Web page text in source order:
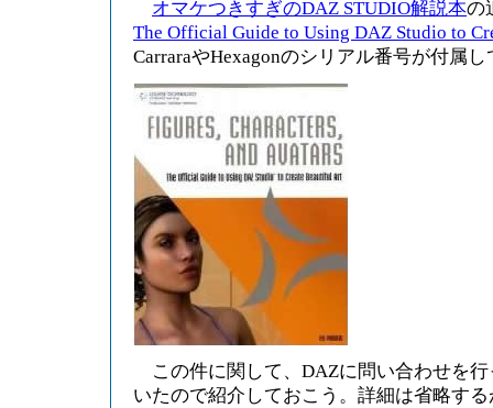
オマケつきすぎのDAZ STUDIO解説本の
The Official Guide to Using DAZ Studio to
CarraraやHexagonのシリアル番号が付属
この件に関して、DAZに問い合わせを
いたので紹介しておこう。詳細は省略す